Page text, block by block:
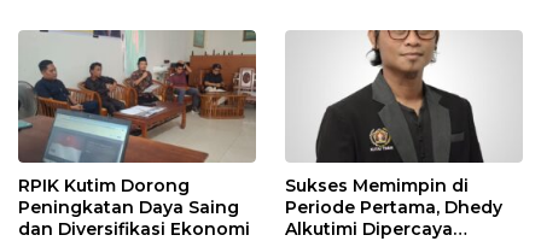
RPIK Kutim Dorong
Peningkatan Daya Saing
dan Diversifikasi Ekonomi
Sukses Memimpin di
Periode Pertama, Dhedy
Alkutimi Dipercaya